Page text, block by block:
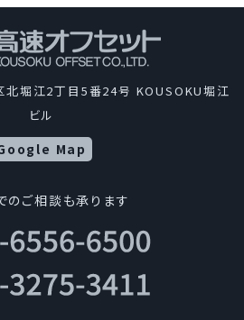
堀江2丁目5番24号 KOUSOKU堀江
ビル
Map
のご相談も承ります